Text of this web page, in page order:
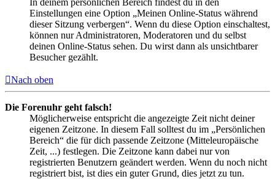
In deinem persönlichen Bereich findest du in den
Einstellungen eine Option „Meinen Online-Status während
dieser Sitzung verbergen“. Wenn du diese Option einschaltest,
können nur Administratoren, Moderatoren und du selbst
deinen Online-Status sehen. Du wirst dann als unsichtbarer
Besucher gezählt.
Nach oben
Die Forenuhr geht falsch!
Möglicherweise entspricht die angezeigte Zeit nicht deiner
eigenen Zeitzone. In diesem Fall solltest du im „Persönlichen
Bereich“ die für dich passende Zeitzone (Mitteleuropäische
Zeit, ...) festlegen. Die Zeitzone kann dabei nur von
registrierten Benutzern geändert werden. Wenn du noch nicht
registriert bist, ist dies ein guter Grund, dies jetzt zu tun.